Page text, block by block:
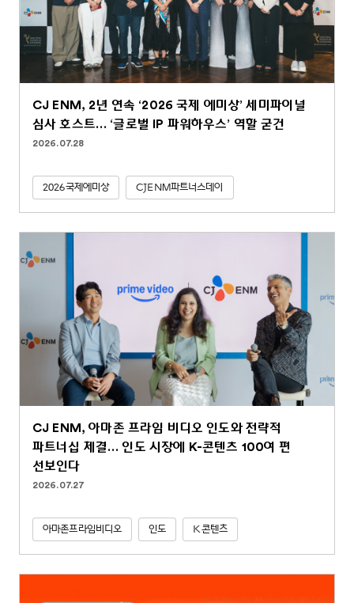
CJ ENM, 2년 연속 ‘2026 국제 에미상’ 세미파이널
심사 호스트… ‘글로벌 IP 파워하우스’ 역할 굳건
2026.07.28
2026국제에미상 CJENM파트너스데이
CJ ENM, 아마존 프라임 비디오 인도와 전략적
파트너십 체결… 인도 시장에 K-콘텐츠 100여 편
선보인다
2026.07.27
아마존프라임비디오 인도 K콘텐츠